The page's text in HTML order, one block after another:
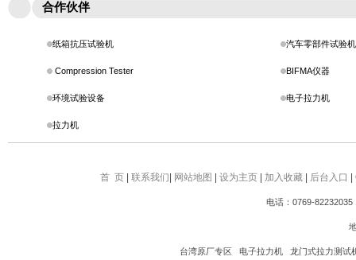
合作伙伴
纸箱抗压试验机 汽车零部件试验机
Compression Tester BIFMA仪器
环境试验设备 电子拉力机
拉力机
首 页 联系我们 网站地图 设为主页 加入收藏 后台入口
电话：0769-
台湾原厂专区 电子拉力机 龙门式拉力测